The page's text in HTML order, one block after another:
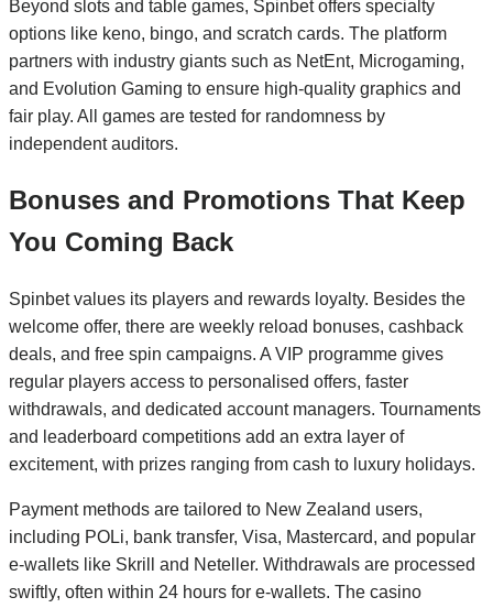
Beyond slots and table games, Spinbet offers specialty
options like keno, bingo, and scratch cards. The platform
partners with industry giants such as NetEnt, Microgaming,
and Evolution Gaming to ensure high‑quality graphics and
fair play. All games are tested for randomness by
independent auditors.
Bonuses and Promotions That Keep
You Coming Back
Spinbet values its players and rewards loyalty. Besides the
welcome offer, there are weekly reload bonuses, cashback
deals, and free spin campaigns. A VIP programme gives
regular players access to personalised offers, faster
withdrawals, and dedicated account managers. Tournaments
and leaderboard competitions add an extra layer of
excitement, with prizes ranging from cash to luxury holidays.
Payment methods are tailored to New Zealand users,
including POLi, bank transfer, Visa, Mastercard, and popular
e‑wallets like Skrill and Neteller. Withdrawals are processed
swiftly, often within 24 hours for e‑wallets. The casino